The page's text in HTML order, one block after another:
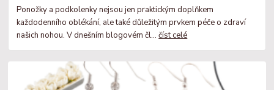
Ponožky a podkolenky nejsou jen praktickým doplňkem
každodenního oblékání, ale také důležitým prvkem péče o zdraví
našich nohou. V dnešním blogovém čl...číst celé